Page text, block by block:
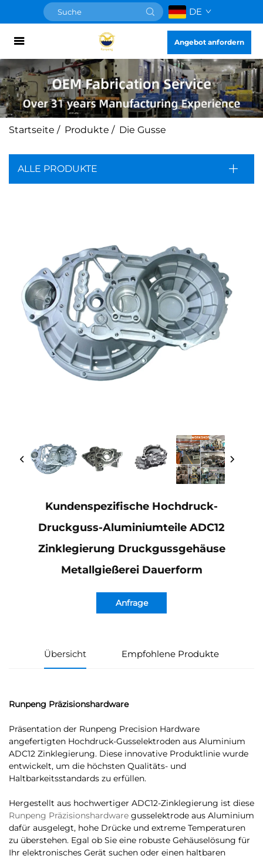
DE
Angebot anfordern
Startseite / Produkte / Die Gusse
ALLE PRODUKTE
Kundenspezifische Hochdruck-
Druckguss-Aluminiumteile ADC12
Zinklegierung Druckgussgehäuse
Metallgießerei Dauerform
Anfrage
Übersicht Empfohlene Produkte
Runpeng Präzisionshardware
Präsentation der Runpeng Precision Hardware
angefertigten Hochdruck-Gusselektroden aus Aluminium
ADC12 Zinklegierung. Diese innovative Produktlinie wurde
entwickelt, um die höchsten Qualitäts- und
Haltbarkeitsstandards zu erfüllen.
Hergestellt aus hochwertiger ADC12-Zinklegierung ist diese
Runpeng Präzisionshardware gusselektrode aus Aluminium
dafür ausgelegt, hohe Drücke und extreme Temperaturen
zu überstehen. Egal ob Sie eine robuste Gehäuselösung für
Ihr elektronisches Gerät suchen oder einen haltbaren